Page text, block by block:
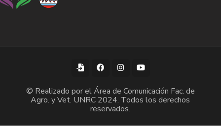
© Realizado por el Área de Comunicación Fac. de
Agro. y Vet. UNRC 2024. Todos los derechos
reservados.